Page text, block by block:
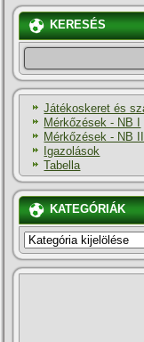
KERESÉS
Játékoskeret és
Mérkőzések - NB I
Mérkőzések - NB III
Igazolások
Tabella
KATEGÓRIÁK
KATEGÓRIÁK